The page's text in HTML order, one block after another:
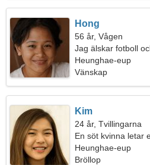
Hong
56 år, Vågen
Jag älskar fotboll
Heunghae-eup
Vänskap
Kim
24 år, Tvillingarna
En söt kvinna letar
Heunghae-eup
Bröllop